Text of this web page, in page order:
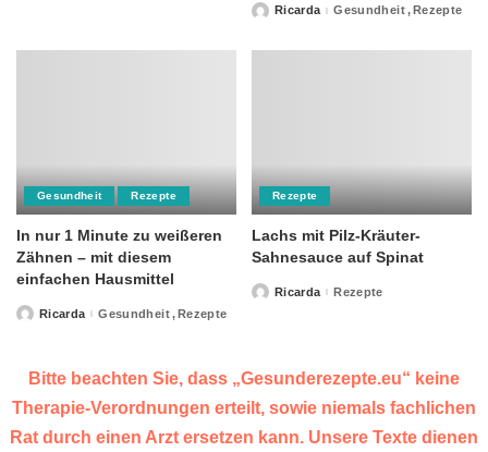
PostedRicarda Gesundheit Rezepte
Gesundheit Rezepte
In nur 1 Minute zu weißeren
Zähnen – mit diesem
einfachen Hausmittel
PostedRicarda Gesundheit Rezepte
Rezepte
Lachs mit Pilz-Kräuter-
Sahnesauce auf Spinat
PostedRicarda Rezepte
Bitte beachten Sie, dass „Gesunderezepte.eu“ keine
Therapie-Verordnungen erteilt, sowie niemals fachlichen
Rat durch einen Arzt ersetzen kann. Unsere Texte dienen